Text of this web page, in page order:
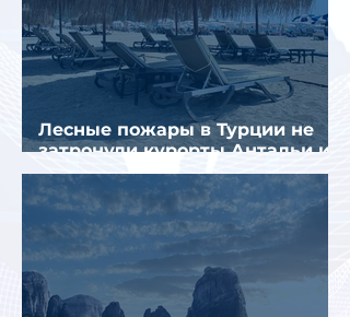
Лесные пожары в Турции не
затронули курорты Антальи и
Муглы